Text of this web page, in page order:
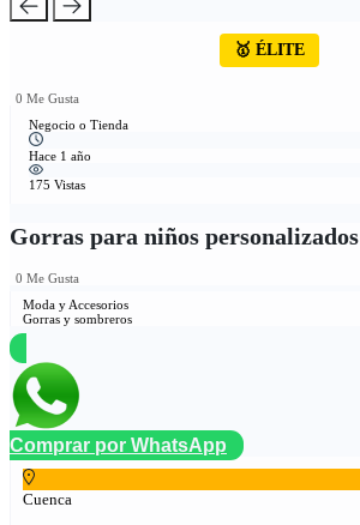
🥇 ÉLITE
0 Me Gusta
Negocio o Tienda
Hace 1 año
175 Vistas
Gorras para niños personalizados
0 Me Gusta
Moda y Accesorios
Gorras y sombreros
Comprar por WhatsApp
Cuenca